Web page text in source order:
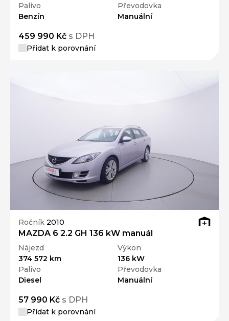
Palivo
Benzín
Převodovka
Manuální
459 990 Kč s DPH
Přidat k porovnání
Ročník 2010
MAZDA 6 2.2 GH 136 kW manuál
Nájezd
374 572 km
Výkon
136 kW
Palivo
Diesel
Převodovka
Manuální
57 990 Kč s DPH
Přidat k porovnání